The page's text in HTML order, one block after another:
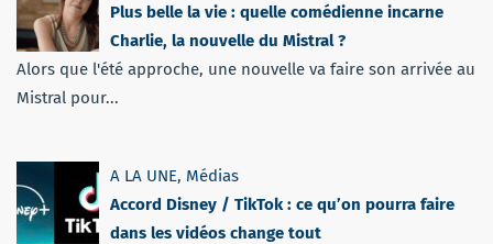
Plus belle la vie : quelle comédienne incarne
Charlie, la nouvelle du Mistral ?
Alors que l'été approche, une nouvelle va faire son arrivée au
Mistral pour...
A LA UNE, Médias
Accord Disney / TikTok : ce qu’on pourra faire
dans les vidéos change tout